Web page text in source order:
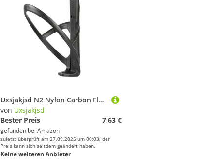
Uxsjakjsd N2 Nylon Carbon Flaschenhalter mit Reifenheber Rennrad Flaschenhalter Fahrradträger Wasser Klapprad
von Uxsjakjsd
Bester Preis
7,63 €
gefunden bei Amazon
zuletzt überprüft am 27.09.2025 um 00:03; der
Preis kann sich seitdem geändert haben.
Keine weiteren Anbieter